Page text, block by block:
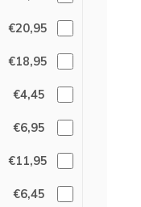
€20,95
€18,95
€4,45
€6,95
€11,95
€6,45